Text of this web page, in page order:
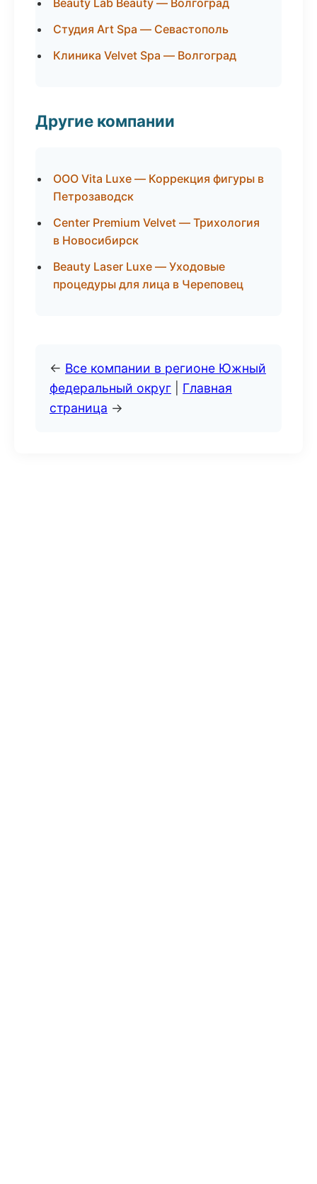
Beauty Lab Beauty — Волгоград
Студия Art Spa — Севастополь
Клиника Velvet Spa — Волгоград
Другие компании
ООО Vita Luxe — Коррекция фигуры в
Петрозаводск
Center Premium Velvet — Трихология
в Новосибирск
Beauty Laser Luxe — Уходовые
процедуры для лица в Череповец
← Все компании в регионе Южный
федеральный округ
Главная
страница →